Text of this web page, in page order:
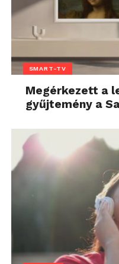
SMART-TV
Megérkezett a
gyűjtemény a